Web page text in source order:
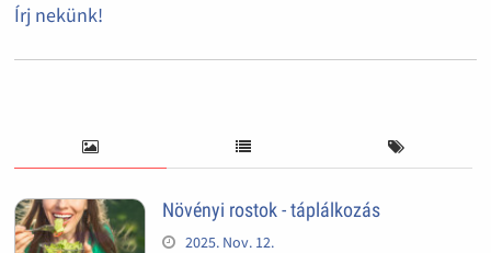
Írj nekünk!
Növényi rostok - táplálkozás
2025. Nov. 12.